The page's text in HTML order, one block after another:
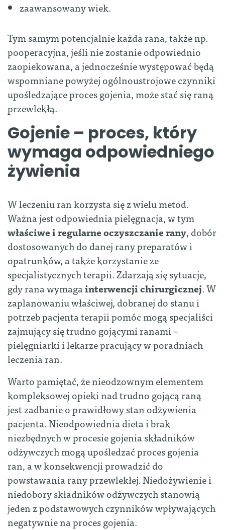
zaawansowany wiek.
Tym samym potencjalnie każda rana, także np.
pooperacyjna, jeśli nie zostanie odpowiednio
zaopiekowana, a jednocześnie występować będą
wspomniane powyżej ogólnoustrojowe czynniki
upośledzające proces gojenia, może stać się raną
przewlekłą.
Gojenie – proces, który
wymaga odpowiedniego
żywienia
W leczeniu ran korzysta się z wielu metod.
Ważna jest odpowiednia pielęgnacja, w tym
właściwe i regularne oczyszczanie rany, dobór
dostosowanych do danej rany preparatów i
opatrunków, a także korzystanie ze
specjalistycznych terapii. Zdarzają się sytuacje,
gdy rana wymagainterwencji chirurgicznej. W
zaplanowaniu właściwej, dobranej do stanu i
potrzeb pacjenta terapii pomóc mogą specjaliści
zajmujący się trudno gojącymi ranami –
pielęgniarki i lekarze pracujący w poradniach
leczenia ran.
Warto pamiętać, że nieodzownym elementem
kompleksowej opieki nad trudno gojącą raną
jest zadbanie o prawidłowy stan odżywienia
pacjenta. Nieodpowiednia dieta i brak
niezbędnych w procesie gojenia składników
odżywczych mogą upośledzać proces gojenia
ran, a w konsekwencji prowadzić do
powstawania rany przewlekłej. Niedożywienie i
niedobory składników odżywczych stanowią
jeden z podstawowych czynników wpływających
negatywnie na proces gojenia.